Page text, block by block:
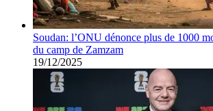
Soudan: l’ONU dénonce plus de 1000
du camp de Zamzam
19/12/2025